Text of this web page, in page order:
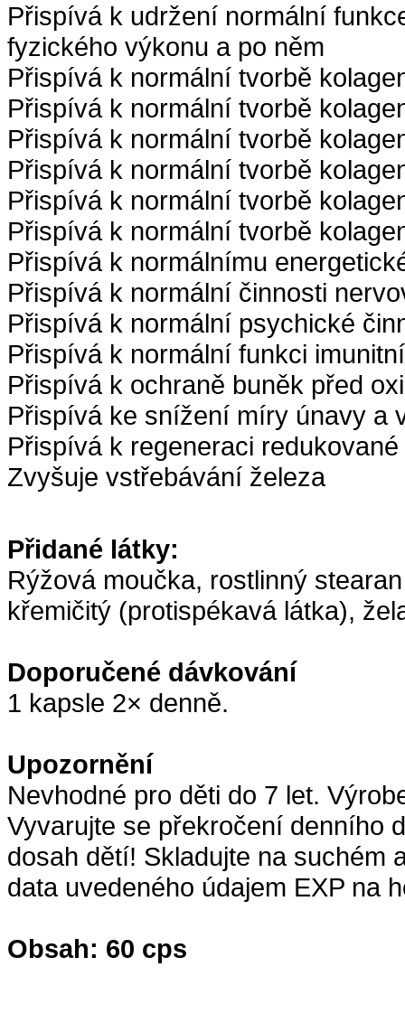
Přispívá k udržení normální
fyzického výkonu a po něm
Přispívá k normální tvorbě
Přispívá k normální tvorbě
Přispívá k normální tvorbě
Přispívá k normální tvorbě
Přispívá k normální tvorbě
Přispívá k normální tvorbě
Přispívá k normálnímu
Přispívá k normální činnosti
Přispívá k normální psychické
Přispívá k normální funkci
Přispívá k ochraně buněk před
Přispívá ke snížení míry únavy a
Přispívá k regeneraci
Zvyšuje vstřebávání železa
Přidané látky:
Rýžová moučka, rostlinný
křemičitý (protispékavá látka),
Doporučené dávkování
1 kapsle 2× denně.
Upozornění
Nevhodné pro děti do 7 let.
Vyvarujte se překročení denního
dosah dětí! Skladujte na suchém
data uvedeného údajem EXP na
Obsah: 60 cps